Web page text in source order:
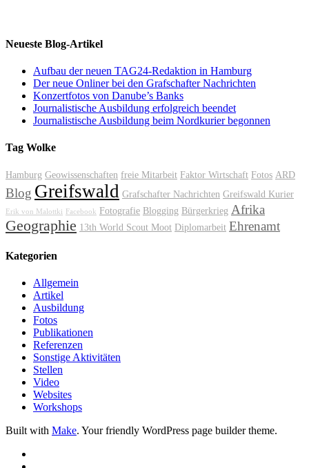
Neueste Blog-Artikel
Aufbau der neuen TAG24-Redaktion in Hamburg
Der neue Onliner bei den Grafschafter Nachrichten
Konzertfotos von Danube’s Banks
Journalistische Ausbildung erfolgreich beendet
Journalistische Ausbildung beim Nordkurier begonnen
Tag Wolke
Hamburg Geowissenschaften freie Mitarbeit Faktor Wirtschaft Fotos ARD
Blog Greifswald Grafschafter Nachrichten Greifswald Kurier
Erik von Malottki Facebook Fotografie Blogging Bürgerkrieg Afrika
Geographie 13th World Scout Moot Diplomarbeit Ehrenamt
Kategorien
Allgemein
Artikel
Ausbildung
Fotos
Publikationen
Referenzen
Sonstige Aktivitäten
Stellen
Video
Websites
Workshops
Built with Make. Your friendly WordPress page builder theme.